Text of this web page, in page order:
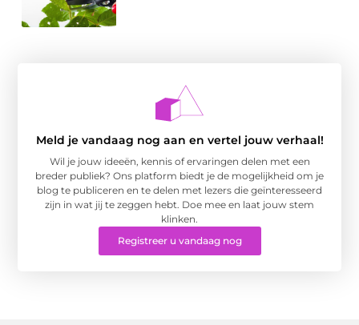
Meld je vandaag nog aan en vertel jouw verhaal!
Wil je jouw ideeën, kennis of ervaringen delen met een
breder publiek? Ons platform biedt je de mogelijkheid om je
blog te publiceren en te delen met lezers die geïnteresseerd
zijn in wat jij te zeggen hebt. Doe mee en laat jouw stem
klinken.
Registreer u vandaag nog